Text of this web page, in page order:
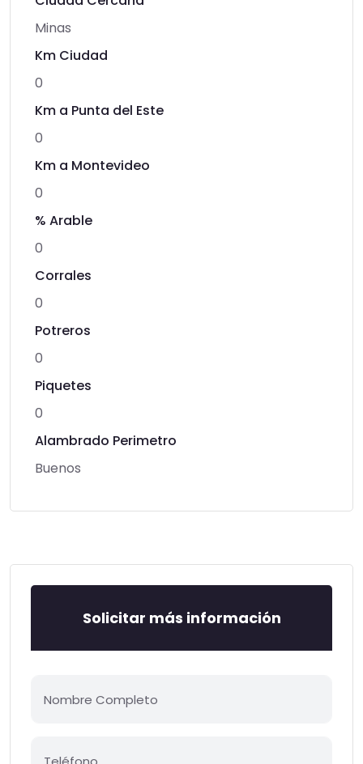
Minas
Km Ciudad
0
Km a Punta del Este
0
Km a Montevideo
0
% Arable
0
Corrales
0
Potreros
0
Piquetes
0
Alambrado Perimetro
Buenos
Solicitar más información